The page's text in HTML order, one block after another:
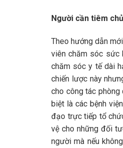
Người cần tiêm
Theo hướng dẫn
viên chăm sóc sức
chăm sóc y tế dài
chiến lược này
cho công tác phòng
biệt là các bệnh
đạo trực tiếp tổ
vệ cho những đối
người mà nếu